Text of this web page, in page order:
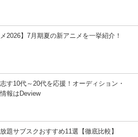
メ2026】7月期夏の新アニメを一挙紹介！
す10代～20代を応援！オーディション・
報はDeview
題サブスクおすすめ11選【徹底比較】